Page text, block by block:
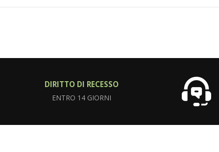
DIRITTO DI RECESSO
ENTRO 14 GIORNI